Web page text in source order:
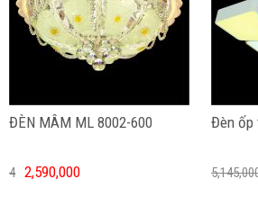
ĐÈN MÂM ML 8002-600
4 2,590,000
Đèn ốp